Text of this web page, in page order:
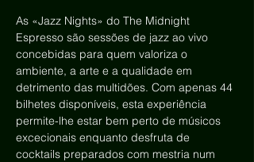
As «Jazz Nights» do The Midnight
Espresso são sessões de jazz ao vivo
concebidas para quem valoriza o
ambiente, a arte e a qualidade em
detrimento das multidões. Com apenas 44
bilhetes disponíveis, esta experiência
permite-lhe estar bem perto de músicos
excecionais enquanto desfruta de
cocktails preparados com mestria num